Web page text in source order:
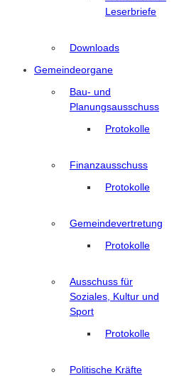
Leserbriefe
Downloads
Gemeindeorgane
Bau- und
Planungsausschuss
Protokolle
Finanzausschuss
Protokolle
Gemeindevertretung
Protokolle
Ausschuss für
Soziales, Kultur und
Sport
Protokolle
Politische Kräfte